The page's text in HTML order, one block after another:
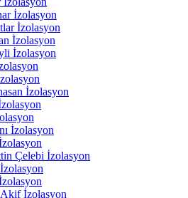
İzolasyon
İzolasyon
İzolasyon
İzolasyon
İzolasyon
İzolasyon
Çelebi İzolasyon
İzolasyon